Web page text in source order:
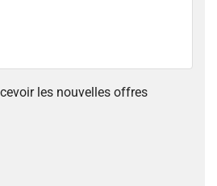
les nouvelles offres